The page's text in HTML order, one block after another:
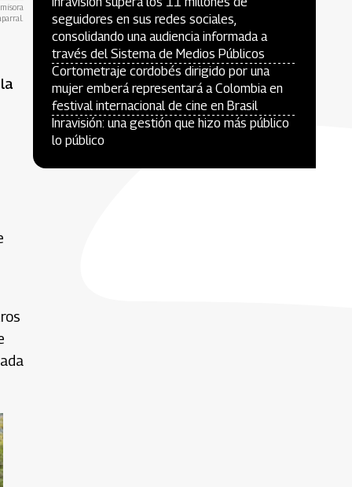
seguidores en sus redes sociales,
consolidando una audiencia informada a
través del Sistema de Medios Públicos
Cortometraje cordobés dirigido por una
mujer emberá representará a Colombia en
festival internacional de cine en Brasil
Inravisión: una gestión que hizo más público
lo público